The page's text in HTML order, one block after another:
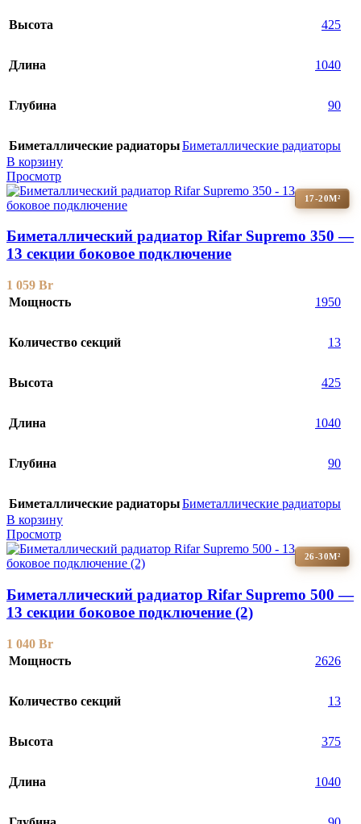
Высота 425
Длина 1040
Глубина 90
Биметаллические радиаторыБиметаллические радиаторы
В корзину
Просмотр
17-20М²
Биметаллический радиатор Rifar Supremo 350 —
13 секции боковое подключение
1 059 Br
Мощность
1950
Количество секций 13
Высота 425
Длина 1040
Глубина 90
Биметаллические радиаторыБиметаллические радиаторы
В корзину
Просмотр
26-30М²
Биметаллический радиатор Rifar Supremo 500 —
13 секции боковое подключение (2)
1 040 Br
Мощность
2626
Количество секций 13
Высота 375
Длина 1040